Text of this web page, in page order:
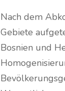
Nach dem
Gebiete
Bosnien und